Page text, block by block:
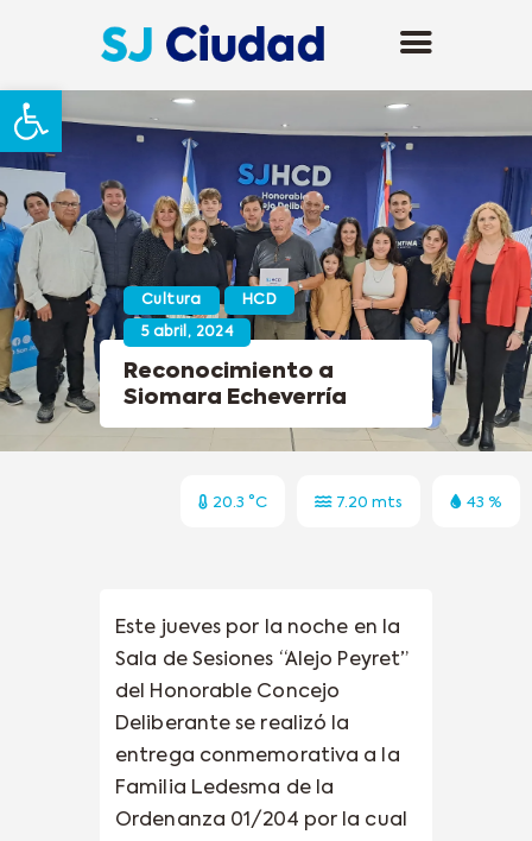
Abrir barra de herramientas
Cultura HCD
5 abril, 2024
Reconocimiento a
Siomara Echeverría
20.3 °C 7.20 mts 43 %
Este jueves por la noche en la
Sala de Sesiones “Alejo Peyret”
del Honorable Concejo
Deliberante se realizó la
entrega conmemorativa a la
Familia Ledesma de la
Ordenanza 01/204 por la cual